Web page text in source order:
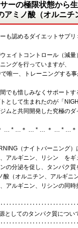
ーの極限状態から
アミノ酸（オルニチ
も認めるダイエットサプリ
ェイトコントロール（減量
ングを行っていますが、
唯一、トレーニングする事
でも惜しみなくサポートす
として生まれたのが「
ムと共同開発した究極のダ
… * …＊ … * … ＊ … * …
（ナイトバーニング）
アルギニン、リシン をギ
の分泌を促し、タンパク質
酸（オルニチン、アルギニ
アルギニン、リシンの同時
としてのタンパク質につい